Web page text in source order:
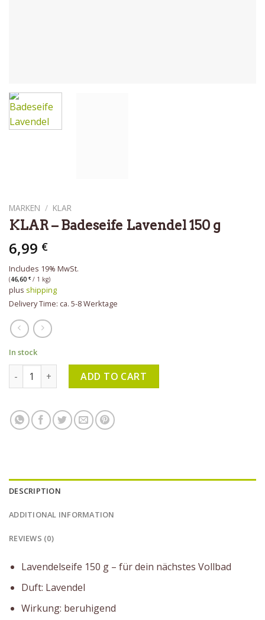
MARKEN / KLAR
KLAR – Badeseife Lavendel 150 g
6,99 €
Includes 19% MwSt.
(46,60 € / 1 kg)
plus shipping
Delivery Time: ca. 5-8 Werktage
In stock
KLAR - Badeseife Lavendel 150 g quantity
ADD TO CART
DESCRIPTION
ADDITIONAL INFORMATION
REVIEWS (0)
Lavendelseife 150 g – für dein nächstes Vollbad
Duft: Lavendel
Wirkung: beruhigend